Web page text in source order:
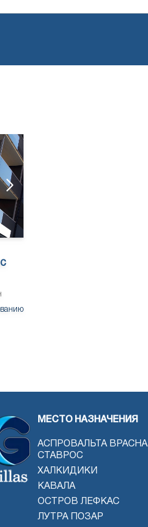
МЕСТО НАЗНАЧЕНИЯ
АСПРОВАЛЬТА ВРАСНА
СТАВРОС
ХАЛКИДИКИ
КАВАЛА
ОСТРОВ ЛЕФКАС
ЛУТРА ПОЗАР